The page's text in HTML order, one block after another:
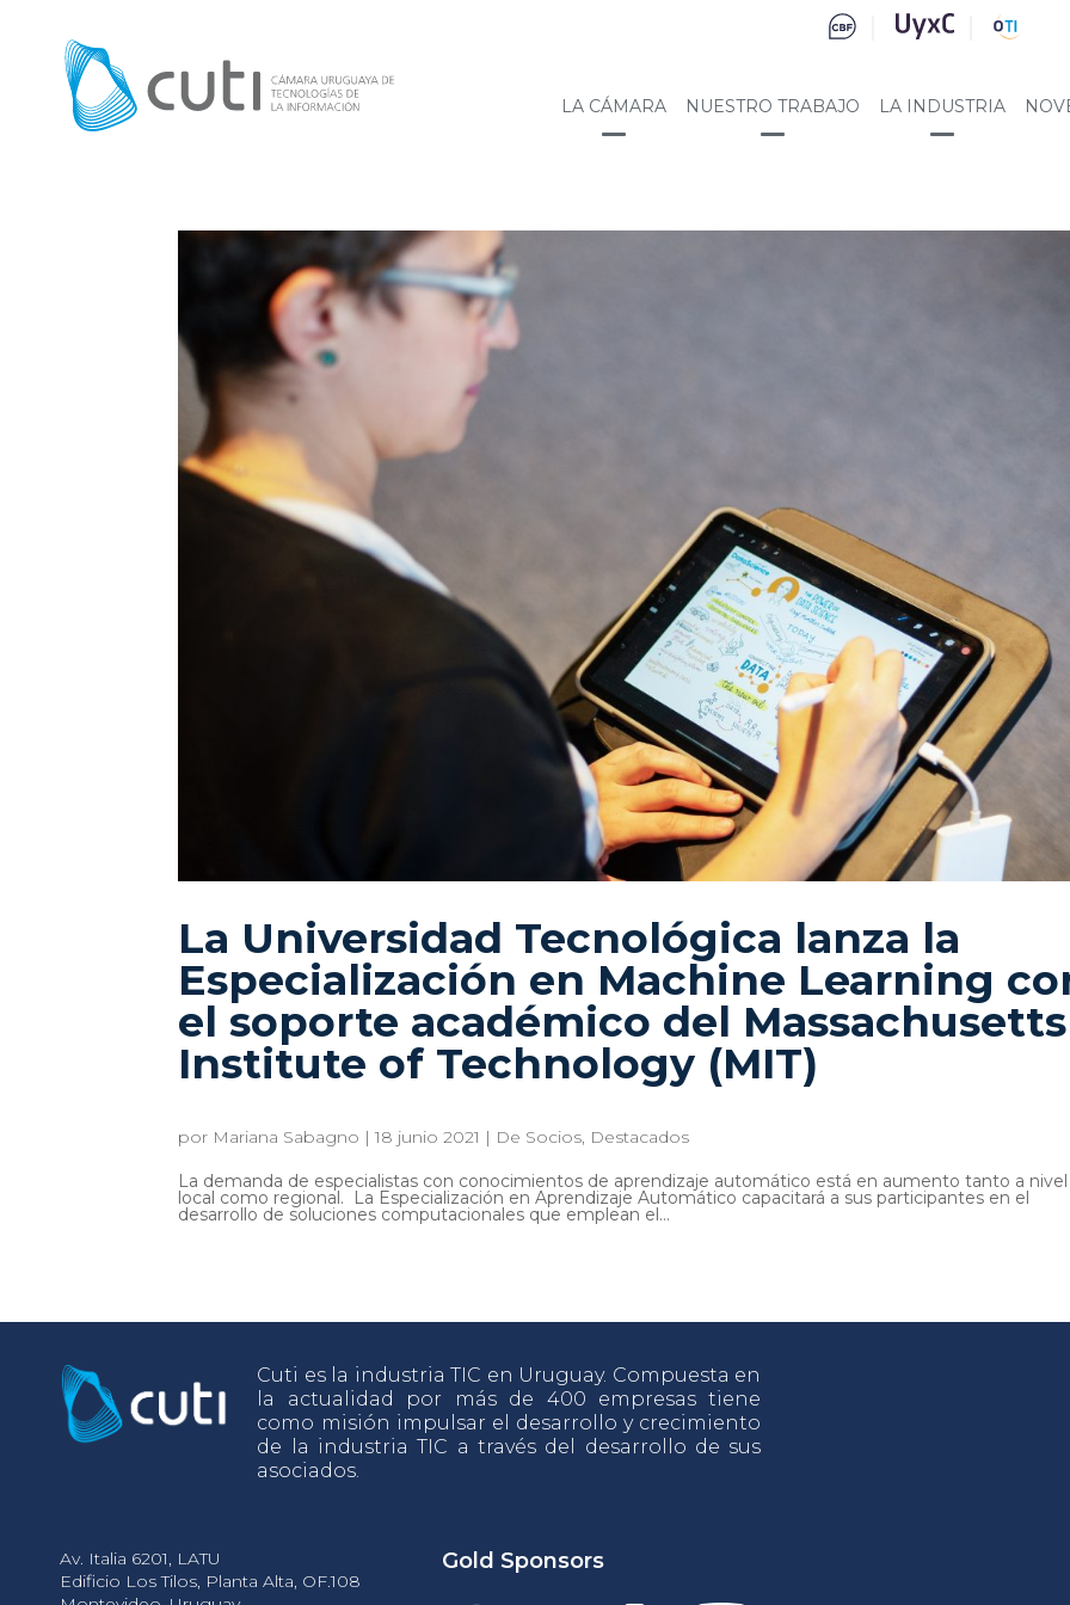
LA CÁMARA NUESTRO TRABAJO LA INDUSTRIA
La Universidad Tecnológica lanza la
Especialización en Machine Learning
el soporte académico del Massachusetts
Institute of Technology (MIT)
por Mariana Sabagno |18 junio 2021 | De Socios, Destacados
La demanda de especialistas con conocimientos de aprendizaje automático está en aumento tanto a nivel
local como regional. La Especialización en Aprendizaje Automático capacitará a sus participantes en el
desarrollo de soluciones computacionales que emplean el...
Cuti es la industria TIC en Uruguay. Compuesta en
la actualidad por más de 400 empresas tiene
como misión impulsar el desarrollo y crecimiento
de la industria TIC a través del desarrollo de sus
asociados.
Av. Italia 6201, LATU
Edificio Los Tilos, Planta Alta, OF.108
Gold Sponsors